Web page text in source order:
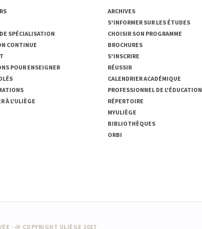
SPÉCIALISATION
CONTINUE
POUR ENSEIGNER
À L'ULIÈGE
ARCHIVES
S'INFORMER SUR LES ÉTUDES
CHOISIR SON PROGRAMME
BROCHURES
S'INSCRIRE
RÉUSSIR
CALENDRIER ACADÉMIQUE
PROFESSIONNEL DE L'ÉDUCATION
RÉPERTOIRE
MYULIÈGE
BIBLIOTHÈQUES
ORBI
- @ COPYRIGHT ULIÈGE 2017